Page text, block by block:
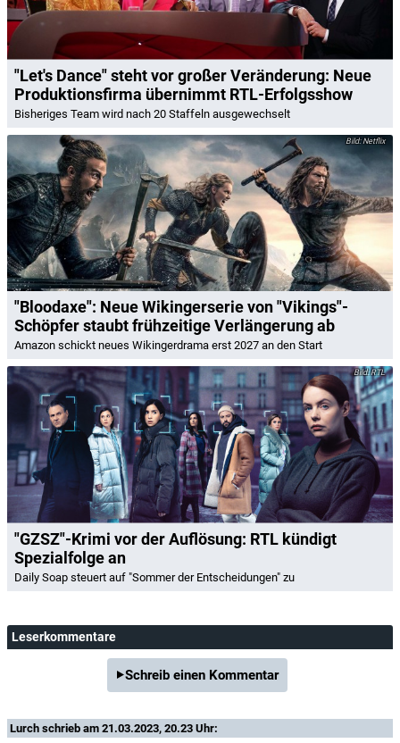
"Let's Dance" steht vor großer Veränderung: Neue
Produktionsfirma übernimmt RTL-Erfolgsshow
Bisheriges Team wird nach 20 Staffeln ausgewechselt
Netflix
"Bloodaxe": Neue Wikingerserie von "Vikings"-
Schöpfer staubt frühzeitige Verlängerung ab
Amazon schickt neues Wikingerdrama erst 2027 an den Start
RTL
"GZSZ"-Krimi vor der Auflösung: RTL kündigt
Spezialfolge an
Daily Soap steuert auf "Sommer der Entscheidungen" zu
Leserkommentare
Schreib einen Kommentar
Lurch schrieb am 21.03.2023, 20.23 Uhr: